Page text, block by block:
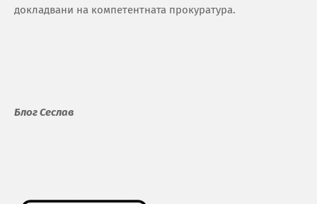
докладвани на компетентната прокуратура.
Блог Сеслав